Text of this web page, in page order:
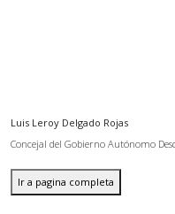
Luis Leroy Delgado Rojas
Concejal del Gobierno Autónomo
Ir a pagina completa